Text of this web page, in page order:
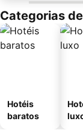
Categorias
Hotéis
baratos